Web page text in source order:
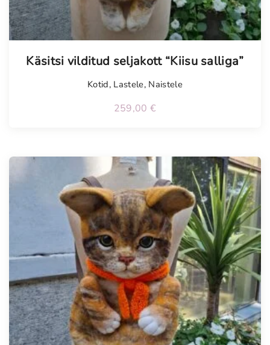
Käsitsi vilditud seljakott “Kiisu salliga”
Kotid, Lastele, Naistele
259,00 €